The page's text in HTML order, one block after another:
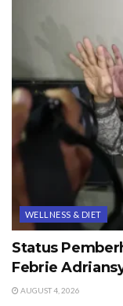
WELLNESS & DIET
Status
Febrie
AUGUST 4, 2026